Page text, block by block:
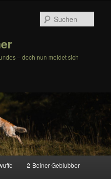
– doch nun meldet sich
2-Beiner Geblubber